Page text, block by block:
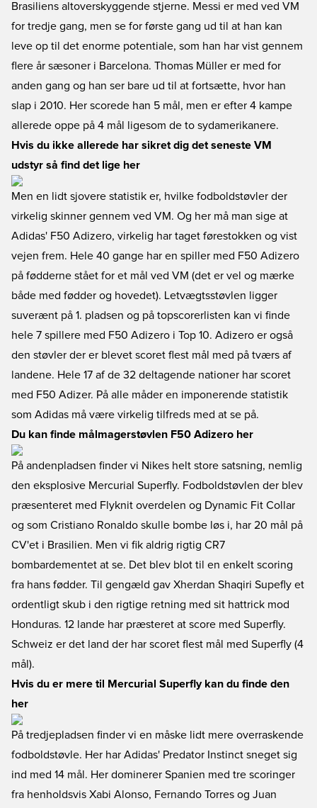
Brasiliens altoverskyggende stjerne. Messi er med ved VM
for tredje gang, men se for første gang ud til at han kan
leve op til det enorme potentiale, som han har vist gennem
flere år sæsoner i Barcelona. Thomas Müller er med for
anden gang og han ser bare ud til at fortsætte, hvor han
slap i 2010. Her scorede han 5 mål, men er efter 4 kampe
allerede oppe på 4 mål ligesom de to sydamerikanere.
Hvis du ikke allerede har sikret dig det seneste VM
udstyr så find det lige her
Men en lidt sjovere statistik er, hvilke fodboldstøvler der
virkelig skinner gennem ved VM. Og her må man sige at
Adidas' F50 Adizero, virkelig har taget førestokken og vist
vejen frem. Hele 40 gange har en spiller med F50 Adizero
på fødderne stået for et mål ved VM (det er vel og mærke
både med fødder og hovedet). Letvægtsstøvlen ligger
suverænt på 1. pladsen og på topscorerlisten kan vi finde
hele 7 spillere med F50 Adizero i Top 10. Adizero er også
den støvler der er blevet scoret flest mål med på tværs af
landene. Hele 17 af de 32 deltagende nationer har scoret
med F50 Adizer. På alle måder en imponerende statistik
som Adidas må være virkelig tilfreds med at se på.
Du kan finde målmagerstøvlen F50 Adizero her
På andenpladsen finder vi Nikes helt store satsning, nemlig
den eksplosive Mercurial Superfly. Fodboldstøvlen der blev
præsenteret med Flyknit overdelen og Dynamic Fit Collar
og som Cristiano Ronaldo skulle bombe løs i, har 20 mål på
CV'et i Brasilien. Men vi fik aldrig rigtig CR7
bombardementet at se. Det blev blot til en enkelt scoring
fra hans fødder. Til gengæld gav Xherdan Shaqiri Supefly et
ordentligt skub i den rigtige retning med sit hattrick mod
Honduras. 12 lande har præsteret at score med Superfly.
Schweiz er det land der har scoret flest mål med Superfly (4
mål).
Hvis du er mere til Mercurial Superfly kan du finde den
her
På tredjepladsen finder vi en måske lidt mere overraskende
fodboldstøvle. Her har Adidas' Predator Instinct sneget sig
ind med 14 mål. Her dominerer Spanien med tre scoringer
fra henholdsvis Xabi Alonso, Fernando Torres og Juan